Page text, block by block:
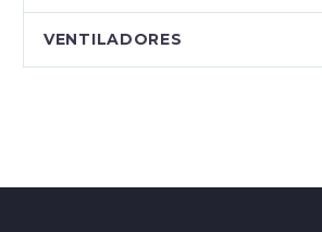
VENTILADORES